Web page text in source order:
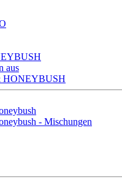
aus
HONEYBUSH
- Mischungen